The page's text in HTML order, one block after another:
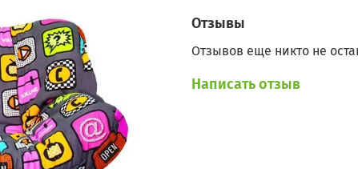
Отзывы
Отзывов еще никто не
Написать отзыв